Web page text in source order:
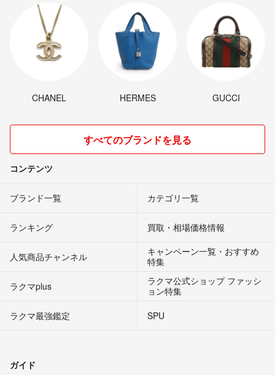
CHANEL HERMES GUCCI
すべてのブランドを見る
コンテンツ
ブランド一覧 カテゴリ一覧
ランキング 買取・相場価格情報
人気商品チャンネル
キャンペーン一覧・おすすめ
特集
ラクマplus
ラクマ公式ショップ ファッシ
ョン特集
ラクマ最強鑑定
SPU
ガイド